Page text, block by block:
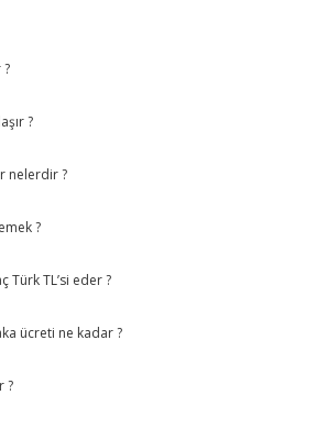
?
nelerdir ?
?
Türk TL’si eder ?
ücreti ne kadar ?
?